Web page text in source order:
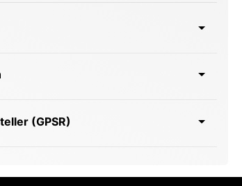
(GPSR)